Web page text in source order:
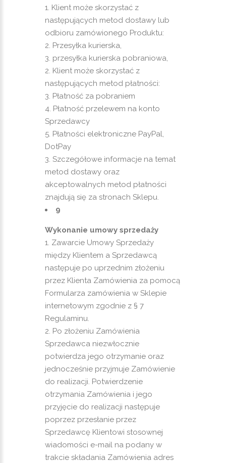
Klient może skorzystać z
następujących metod dostawy lub
odbioru zamówionego Produktu:
Przesyłka kurierska,
przesyłka kurierska pobraniowa,
Klient może skorzystać z
następujących metod płatności:
Płatność za pobraniem
Płatność przelewem na konto
Sprzedawcy
Płatności elektroniczne PayPal,
DotPay
Szczegółowe informacje na temat
metod dostawy oraz
akceptowalnych metod płatności
znajdują się za stronach Sklepu.
9
Wykonanie umowy sprzedaży
Zawarcie Umowy Sprzedaży
między Klientem a Sprzedawcą
następuje po uprzednim złożeniu
przez Klienta Zamówienia za pomocą
Formularza zamówienia w Sklepie
internetowym zgodnie z § 7
Regulaminu.
Po złożeniu Zamówienia
Sprzedawca niezwłocznie
potwierdza jego otrzymanie oraz
jednocześnie przyjmuje Zamówienie
do realizacji. Potwierdzenie
otrzymania Zamówienia i jego
przyjęcie do realizacji następuje
poprzez przesłanie przez
Sprzedawcę Klientowi stosownej
wiadomości e-mail na podany w
trakcie składania Zamówienia adres